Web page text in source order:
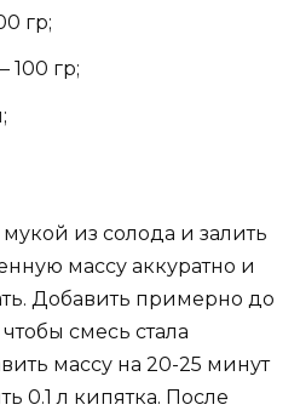
гр;
100 гр;
из солода и залить
массу аккуратно и
Добавить примерно до
смесь стала
массу на 20-25 минут
0.1 л кипятка. После